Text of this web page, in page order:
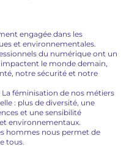
engagée dans les
et environnementales.
du numérique ont un
le monde demain,
notre sécurité et notre
féminisation de nos métiers
: plus de diversité, une
et une sensibilité
environnementaux.
hommes nous permet de
tous.